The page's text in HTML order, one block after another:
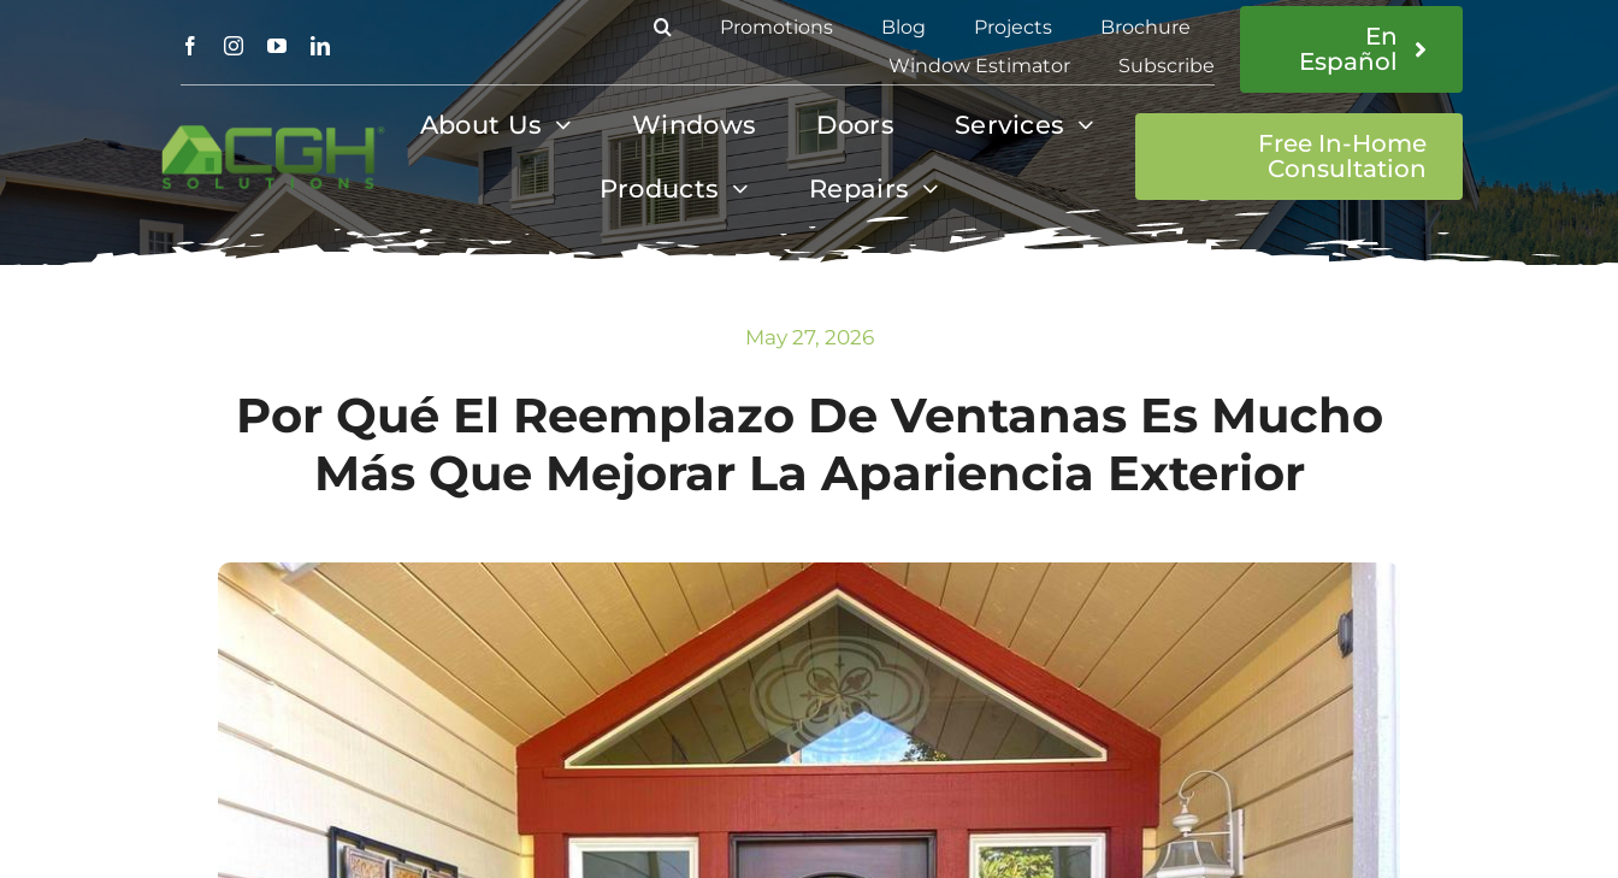
Promotions Blog Projects
Brochure
Window Estimator
Subscribe
En
Español
About Us Windows Doors Services
Products Repairs
Free In-Home
Consultation
May 27, 2026
Por Qué El Reemplazo De Ventanas Es Mucho
Más Que Mejorar La Apariencia Exterior